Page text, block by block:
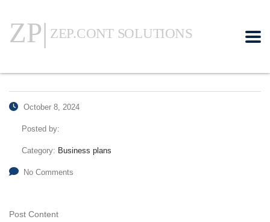
October 8, 2024
Posted by:
Category: Business plans
No Comments
Post Content